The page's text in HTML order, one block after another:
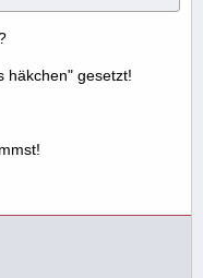
häkchen" gesetzt!